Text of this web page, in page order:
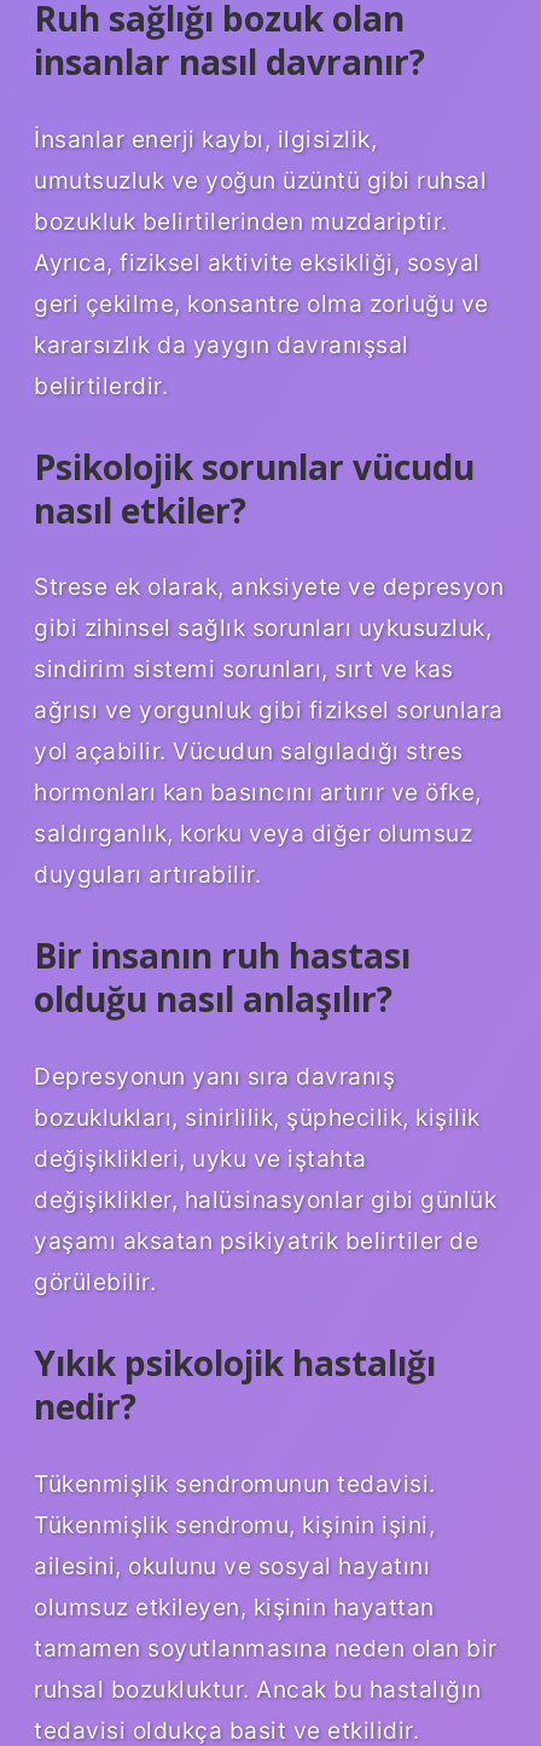
Ruh sağlığı bozuk olan
insanlar nasıl davranır?
İnsanlar enerji kaybı, ilgisizlik,
umutsuzluk ve yoğun üzüntü gibi ruhsal
bozukluk belirtilerinden muzdariptir.
Ayrıca, fiziksel aktivite eksikliği, sosyal
geri çekilme, konsantre olma zorluğu ve
kararsızlık da yaygın davranışsal
belirtilerdir.
Psikolojik sorunlar vücudu
nasıl etkiler?
Strese ek olarak, anksiyete ve depresyon
gibi zihinsel sağlık sorunları uykusuzluk,
sindirim sistemi sorunları, sırt ve kas
ağrısı ve yorgunluk gibi fiziksel sorunlara
yol açabilir. Vücudun salgıladığı stres
hormonları kan basıncını artırır ve öfke,
saldırganlık, korku veya diğer olumsuz
duyguları artırabilir.
Bir insanın ruh hastası
olduğu nasıl anlaşılır?
Depresyonun yanı sıra davranış
bozuklukları, sinirlilik, şüphecilik, kişilik
değişiklikleri, uyku ve iştahta
değişiklikler, halüsinasyonlar gibi günlük
yaşamı aksatan psikiyatrik belirtiler de
görülebilir.
Yıkık psikolojik hastalığı
nedir?
Tükenmişlik sendromunun tedavisi.
Tükenmişlik sendromu, kişinin işini,
ailesini, okulunu ve sosyal hayatını
olumsuz etkileyen, kişinin hayattan
tamamen soyutlanmasına neden olan bir
ruhsal bozukluktur. Ancak bu hastalığın
tedavisi oldukça basit ve etkilidir.